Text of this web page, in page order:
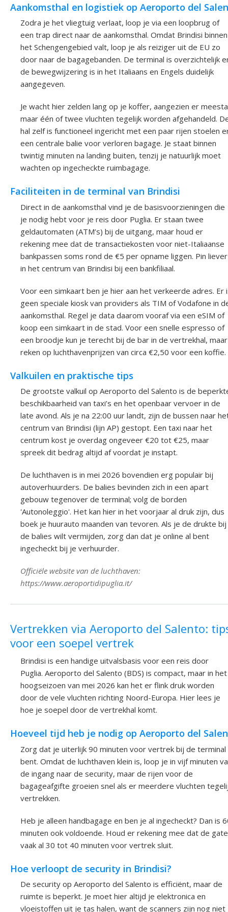
Aankomsthal en logistiek op Aeroporto del
Zodra je het vliegtuig verlaat, loop je via een loopbrug of
een trap direct naar de aankomsthal. Omdat Brindisi binnen
het Schengengebied valt, loop je als reiziger uit de EU zo
door naar de bagagebanden. De terminal is overzichtelijk
de bewegwijzering is in het Italiaans en Engels duidelijk
aangegeven.
Je wacht hier zelden lang op je koffer, aangezien er
maar één of twee vluchten tegelijk worden afgehandeld.
hal zelf is functioneel ingericht met een paar rijen stoelen
een centrale balie voor verloren bagage. Je staat binnen
twintig minuten na landing buiten, tenzij je natuurlijk moet
wachten op ingecheckte ruimbagage.
Faciliteiten in de terminal van Brindisi
Direct in de aankomsthal vind je de basisvoorzieningen die
je nodig hebt voor je reis door Puglia. Er staan twee
geldautomaten (ATM’s) bij de uitgang, maar houd er
rekening mee dat de transactiekosten voor niet-Italiaanse
bankpassen soms rond de €5 per opname liggen. Pin liever
in het centrum van Brindisi bij een bankfiliaal.
Voor een simkaart ben je hier aan het verkeerde adres. Er
geen speciale kiosk van providers als TIM of Vodafone in
aankomsthal. Regel je data daarom vooraf via een eSIM of
koop een simkaart in de stad. Voor een snelle espresso of
een broodje kun je terecht bij de bar in de vertrekhal, maar
reken op luchthavenprijzen van circa €2,50 voor een koffie.
Valkuilen en praktische tips
De grootste valkuil op Aeroporto del Salento is de
beschikbaarheid van taxi’s en het openbaar vervoer in de
late avond. Als je na 22:00 uur landt, zijn de bussen naar
centrum van Brindisi (lijn AP) gestopt. Een taxi naar het
centrum kost je overdag ongeveer €20 tot €25, maar
spreek dit bedrag altijd af voordat je instapt.
De luchthaven is in mei 2026 bovendien erg populair bij
autoverhuurders. De balies bevinden zich in een apart
gebouw tegenover de terminal; volg de borden
'Autonoleggio'. Het kan hier in het voorjaar al druk zijn, dus
boek je huurauto maanden van tevoren. Als je de drukte bij
de balies wilt vermijden, zorg dan dat je online al bent
ingecheckt bij je verhuurder.
Officiële website van de luchthaven:
https://www.aeroportidipuglia.it/
Vertrekken via Aeroporto del Salento:
voor een soepel vertrek
Brindisi is een handige uitvalsbasis voor een reis door
Puglia. Aeroporto del Salento (BDS) is compact, maar in het
hoogseizoen van mei 2026 kan het er flink druk worden
door de vele vluchten richting Noord-Europa. Hier lees je
hoe je soepel door de vertrekhal komt.
Hoeveel tijd heb je nodig op Aeroporto del
Zorg dat je uiterlijk 90 minuten voor vertrek bij de terminal
bent. Omdat de luchthaven klein is, loop je in vijf minuten
de ingang naar de security, maar de rijen voor de
bagageafgifte groeien snel als er meerdere vluchten
vertrekken.
Heb je alleen handbagage en ben je al ingecheckt? Dan is
minuten ook voldoende. Houd er rekening mee dat de gate
vaak al 30 tot 40 minuten voor vertrek sluit.
Hoe verloopt de security in Brindisi?
De security op Aeroporto del Salento is efficiënt, maar de
ruimte is beperkt. Je moet hier altijd je elektronica en
vloeistoffen uit je tas halen, want de scanners zijn nog niet